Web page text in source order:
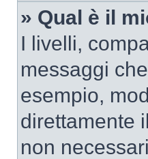
» Qual è il
I livelli,
messaggi
esempio,
direttamente
non